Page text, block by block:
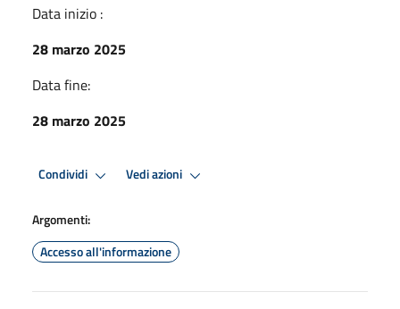
Data inizio :
28 marzo 2025
Data fine:
28 marzo 2025
Condividi Vedi azioni
Argomenti:
Accesso all'informazione